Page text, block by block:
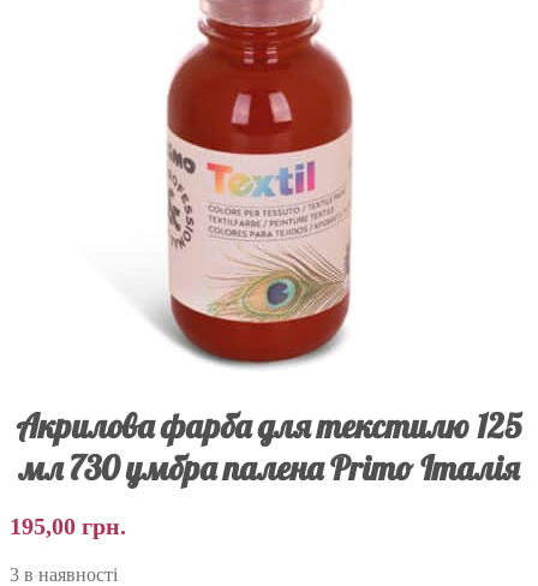
Акрилова фарба для текстилю 125
мл 730 умбра палена Primo Італія
195,00 грн.
3 в наявності